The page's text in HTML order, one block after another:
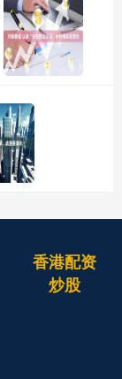
香港配资
炒股